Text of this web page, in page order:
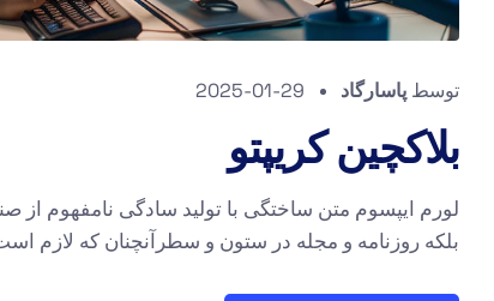
توسط پاسارگاد 2025-01-29
بلاکچین کریپتو
لورم ایپسوم متن ساختگی با تولید سادگی نامفهوم از
بلکه روزنامه و مجله در ستون و سطرآنچنان که لازم